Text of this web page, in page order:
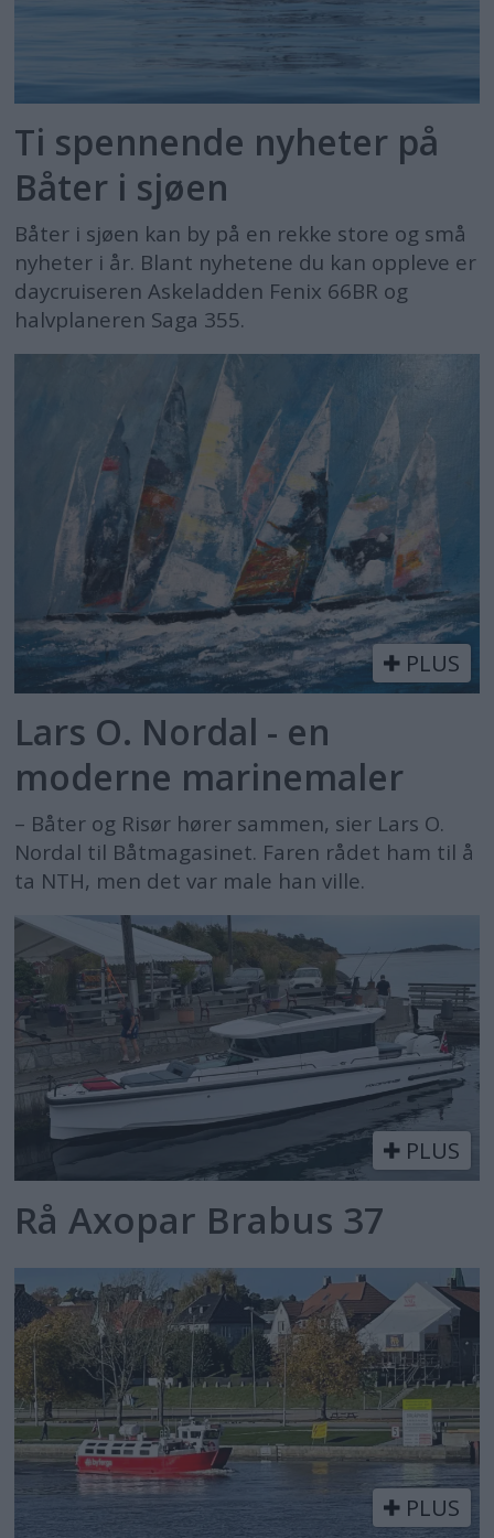
Ti spennende nyheter på
Båter i sjøen
Båter i sjøen kan by på en rekke store og små
nyheter i år. Blant nyhetene du kan oppleve er
daycruiseren Askeladden Fenix 66BR og
halvplaneren Saga 355.
PLUS
Lars O. Nordal - en
moderne marinemaler
– Båter og Risør hører sammen, sier Lars O.
Nordal til Båtmagasinet. Faren rådet ham til å
ta NTH, men det var male han ville.
PLUS
Rå Axopar Brabus 37
PLUS